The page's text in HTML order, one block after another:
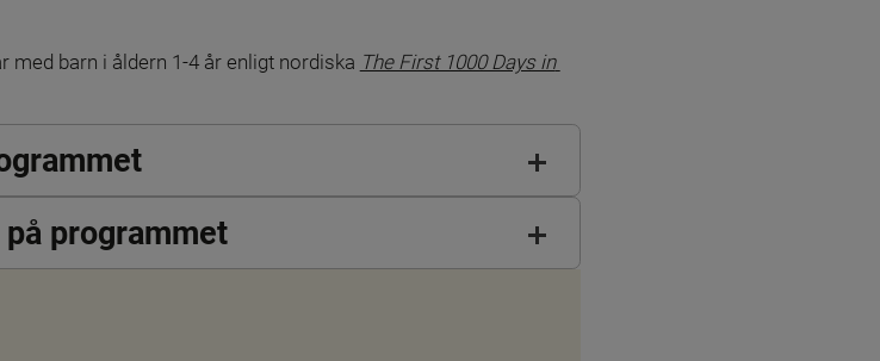
öppnas i nytt fönster.
barn i åldern 1-4 år enligt nordiska The First 1000 Days in
webbplats, öppnas i nytt fönster.
programmet